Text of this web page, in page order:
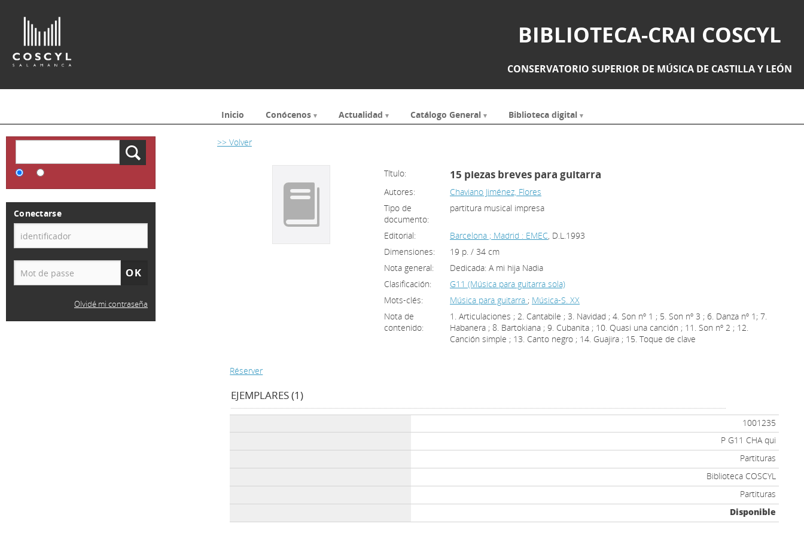
BIBLIOTECA-CRAI COSCYL
CONSERVATORIO SUPERIOR DE MÚSICA DE CASTILLA Y LEÓN
Inicio Conócenos Actualidad Catálogo General Biblioteca digital
>> Volver
Título: 15 piezas breves para guitarra
Autores:
Chaviano Jiménez, Flores
Tipo de
documento:
partitura musical impresa
Editorial: Barcelona ; Madrid : EMEC, D.L.1993
Dimensiones:
19 p. / 34 cm
Nota general:
Dedicada: A mi hija Nadia
Clasificación:
G11 (Música para guitarra sola)
Mots-clés:
Música para guitarra ; Música-S. XX
Nota de
contenido:
1. Articulaciones ; 2. Cantabile ; 3. Navidad ; 4. Son nº 1 ; 5. Son nº 3 ; 6. Danza nº 1; 7.
Habanera ; 8. Bartokiana ; 9. Cubanita ; 10. Quasi una canción ; 11. Son nº 2 ; 12.
Canción simple ; 13. Canto negro ; 14. Guajira ; 15. Toque de clave
Réserver
EJEMPLARES (1)
1001235
P G11 CHA qui
Partituras
Biblioteca COSCYL
Partituras
Disponible
Conectarse
Olvidé mi contraseña